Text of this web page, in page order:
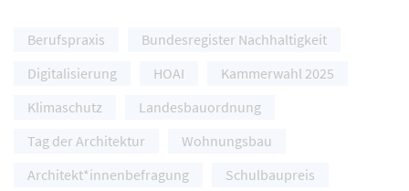
Klicken Sie hier, um die Navigation der Meldung zu
Berufspraxis
Bundesregister Nachhaltigkeit
Digitalisierung
HOAI
Kammerwahl 2025
Klimaschutz
Landesbauordnung
Tag der Architektur
Wohnungsbau
Architekt*innenbefragung
Schulbaupreis